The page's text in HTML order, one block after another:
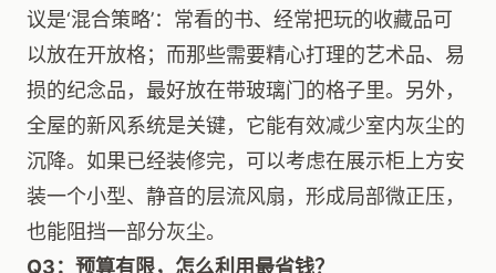
议是‘混合策略’：常看的书、经常把玩的收藏品可
以放在开放格；而那些需要精心打理的艺术品、易
损的纪念品，最好放在带玻璃门的格子里。另外，
全屋的新风系统是关键，它能有效减少室内灰尘的
沉降。如果已经装修完，可以考虑在展示柜上方安
装一个小型、静音的层流风扇，形成局部微正压，
也能阻挡一部分灰尘。
Q3：预算有限，怎么利用最省钱？